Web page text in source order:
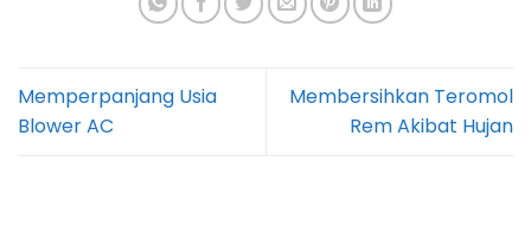
Memperpanjang Usia
Blower AC
Membersihkan Teromol
Rem Akibat Hujan